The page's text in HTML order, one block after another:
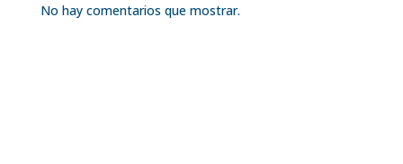
No hay comentarios que mostrar.